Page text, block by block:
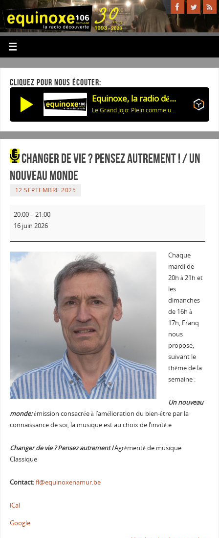
CLIQUEZ POUR NOUS ÉCOUTER:
Equinoxe, la radio découverte
Le Grand Jojo: Plein comme une andouille (Feat. JL Fonck)
Changer de vie ? Pensez autrement ! / Un
nouveau monde
12 SEPTEMBRE 2025
20:00– 21:00
16 juin 2026
Chaque
mardi de
20h à 21h et
les
dimanches
de 16h à
17h, Franq
nous
propose,
suivant le
thème de la
semaine :
Un nouveau
monde:émission consacrée à l’amélioration du bien-être par la
connaissance de soi, la musique est au choix de l’invité.e
Changer de vie ? Pensez autrement !Agrémenté de musique
Classique
Contact:fl@equinoxenamur.be
iCal
Google